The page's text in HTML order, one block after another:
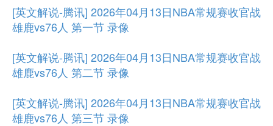
[英文解说-腾讯] 2026年04月13日NBA常规赛收官战
雄鹿vs76人 第一节 录像
[英文解说-腾讯] 2026年04月13日NBA常规赛收官战
雄鹿vs76人 第二节 录像
[英文解说-腾讯] 2026年04月13日NBA常规赛收官战
雄鹿vs76人 第三节 录像